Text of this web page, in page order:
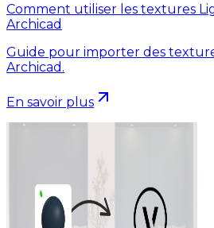
Comment utiliser les textures
Archicad
Guide pour importer des
Archicad.
En savoir plus